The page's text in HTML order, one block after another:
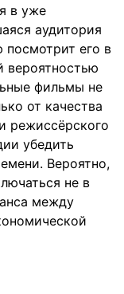
в уже
аудитория
посмотрит его в
вероятностью
фильмы не
от качества
режиссёрского
убедить
Вероятно,
не в
между
Viber
в Whatsapp
в Messenger
в LinkedIn